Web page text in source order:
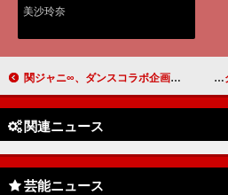
美沙玲奈
関ジャニ∞、ダンスコラボ企画に応募多数で大感激 「思い伝わるな～直筆って」
関連ニュース
芸能ニュース